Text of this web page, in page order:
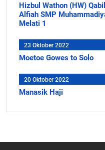
Hizbul Wathon (HW)
Alfiah SMP
Melati 1
23 Oktober 2022
Moetoe Gowes to Solo
20 Oktober 2022
Manasik Haji